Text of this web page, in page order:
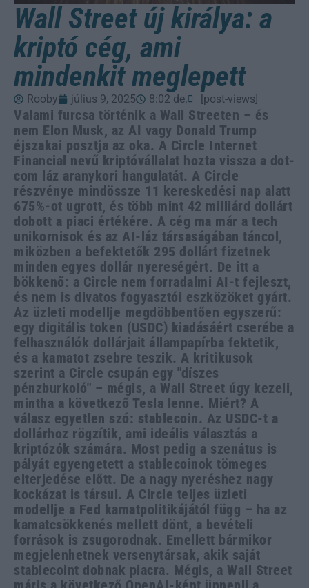
Wall Street új királya: a
kriptó cég, ami
mindenkit meglepett
Rooby július 9, 2025 8:02 de. [post-views]
Valami furcsa történik a Wall Streeten – és
nem Elon Musk, az AI vagy Donald Trump
éjszakai posztja az oka. A Circle Internet
Financial nevű kriptóvállalat hozta vissza a dot-
com láz aranykori hangulatát. A Circle
részvénye mindössze 11 kereskedési nap alatt
675%-ot ugrott, és több mint 42 milliárd dollárt
dobott a piaci értékére. A cég ma már a tech
unikornisok és az AI-láz társaságában táncol,
miközben a befektetők 295 dollárt fizetnek
minden egyes dollár nyereségért. De itt a
bökkenő: a Circle nem forradalmi AI-t fejleszt,
és nem is divatos fogyasztói eszközöket gyárt.
Az üzleti modellje megdöbbentően egyszerű:
egy digitális token (USDC) kiadásáért cserébe a
felhasználók dollárjait állampapírba fektetik,
és a kamatot zsebre teszik. A kritikusok
szerint a Circle csupán egy "díszes
pénzburkoló" – mégis, a Wall Street úgy kezeli,
mintha a következő Tesla lenne. Miért? A
válasz egyetlen szó: stablecoin. Az USDC-t a
dollárhoz rögzítik, ami ideális választás a
kriptózók számára. Most pedig a szenátus is
pályát egyengetett a stablecoinok tömeges
elterjedése előtt. De a nagy nyeréshez nagy
kockázat is társul. A Circle teljes üzleti
modellje a Fed kamatpolitikájától függ – ha az
kamatcsökkenés mellett dönt, a bevételi
források is zsugorodnak. Emellett bármikor
megjelenhetnek versenytársak, akik saját
stablecoint dobnak piacra. Mégis, a Wall Street